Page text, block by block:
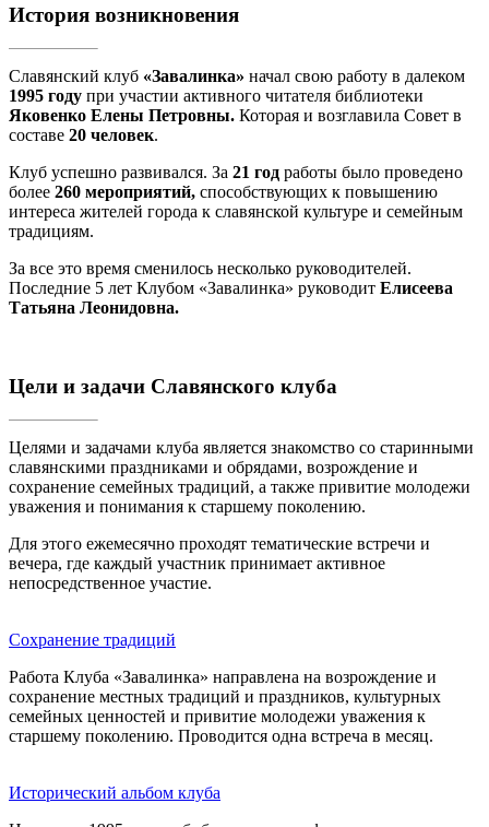
История возникновения
Славянский клуб «Завалинка» начал свою работу в далеком
1995 году при участии активного читателя библиотеки
Яковенко Елены Петровны. Которая и возглавила Совет в
составе 20 человек.
Клуб успешно развивался. За 21 год работы было проведено
более 260 мероприятий, способствующих к повышению
интереса жителей города к славянской культуре и семейным
традициям.
За все это время сменилось несколько руководителей.
Последние 5 лет Клубом «Завалинка» руководит Елисеева
Татьяна Леонидовна.
Цели и задачи Славянского клуба
Целями и задачами клуба является знакомство со старинными
славянскими праздниками и обрядами, возрождение и
сохранение семейных традиций, а также привитие молодежи
уважения и понимания к старшему поколению.
Для этого ежемесячно проходят тематические встречи и
вечера, где каждый участник принимает активное
непосредственное участие.
Сохранение традиций
Работа Клуба «Завалинка» направлена на возрождение и
сохранение местных традиций и праздников, культурных
семейных ценностей и привитие молодежи уважения к
старшему поколению. Проводится одна встреча в месяц.
Исторический альбом клуба